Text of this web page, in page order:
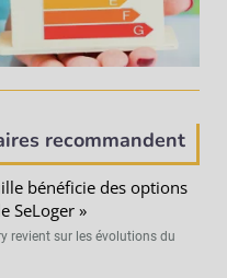
recommandent
bénéficie des options
SeLoger »
revient sur les évolutions du